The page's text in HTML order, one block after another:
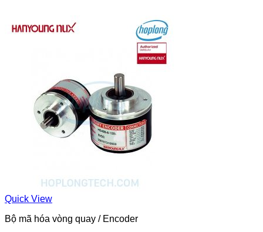
Quick View
Bộ mã hóa vòng quay / Encoder